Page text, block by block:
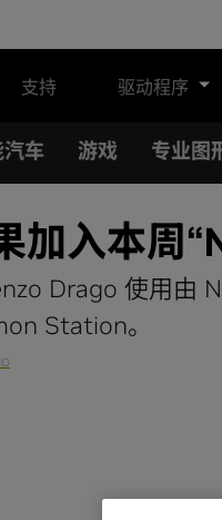
支持 驱动程序
车 游戏 专业图
加入本周
Drago 使用由
Station。